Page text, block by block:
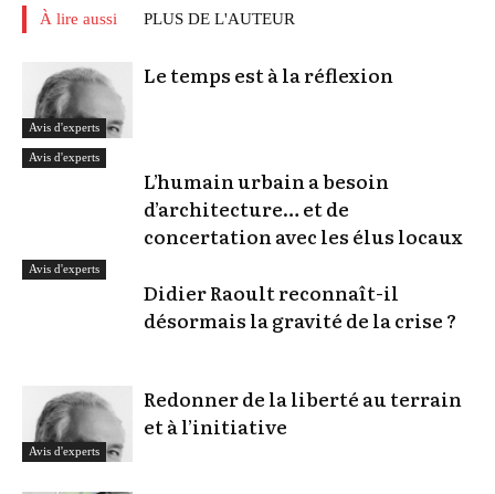
À lire aussi PLUS DE L'AUTEUR
Avis d'experts
Le temps est à la réflexion
Avis d'experts
L’humain urbain a besoin
d’architecture… et de
concertation avec les élus locaux
Avis d'experts
Didier Raoult reconnaît-il
désormais la gravité de la crise ?
Avis d'experts
Redonner de la liberté au terrain
et à l’initiative